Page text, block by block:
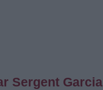
Sergent Garcia